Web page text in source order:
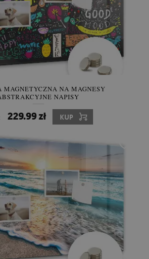
MAGNETYCZNA NA MAGNESY
NAPISY
229.99 zł KUP